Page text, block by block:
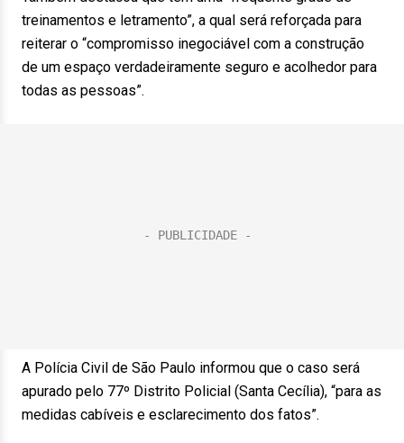
treinamentos e letramento”, a qual será reforçada para
reiterar o “compromisso inegociável com a construção
de um espaço verdadeiramente seguro e acolhedor para
todas as pessoas”.
A Polícia Civil de São Paulo informou que o caso será
apurado pelo 77º Distrito Policial (Santa Cecília), “para as
medidas cabíveis e esclarecimento dos fatos”.